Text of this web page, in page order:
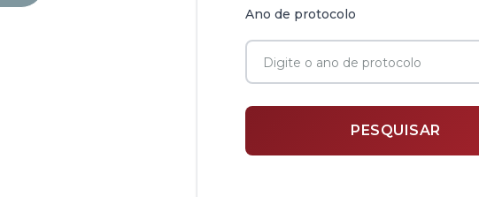
Ano de protocolo